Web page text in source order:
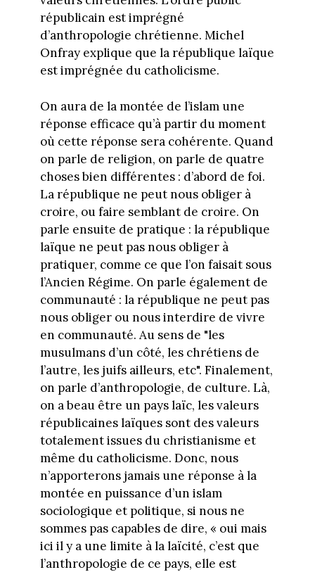
républicain est imprégné
d’anthropologie chrétienne. Michel
Onfray explique que la république laïque
est imprégnée du catholicisme.
On aura de la montée de l’islam une
réponse efficace qu’à partir du moment
où cette réponse sera cohérente. Quand
on parle de religion, on parle de quatre
choses bien différentes : d’abord de foi.
La république ne peut nous obliger à
croire, ou faire semblant de croire. On
parle ensuite de pratique : la république
laïque ne peut pas nous obliger à
pratiquer, comme ce que l’on faisait sous
l’Ancien Régime. On parle également de
communauté : la république ne peut pas
nous obliger ou nous interdire de vivre
en communauté. Au sens de "les
musulmans d’un côté, les chrétiens de
l’autre, les juifs ailleurs, etc". Finalement,
on parle d’anthropologie, de culture. Là,
on a beau être un pays laïc, les valeurs
républicaines laïques sont des valeurs
totalement issues du christianisme et
même du catholicisme. Donc, nous
n’apporterons jamais une réponse à la
montée en puissance d’un islam
sociologique et politique, si nous ne
sommes pas capables de dire, « oui mais
ici il y a une limite à la laïcité, c’est que
l’anthropologie de ce pays, elle est